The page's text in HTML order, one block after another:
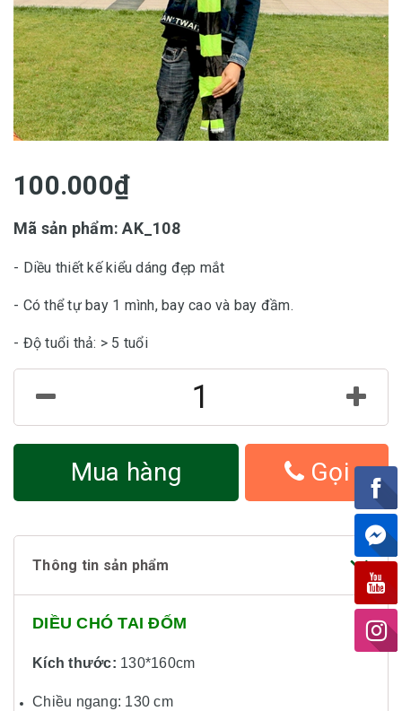
100.000₫
Mã sản phẩm: AK_108
- Diều thiết kế kiểu dáng đẹp mắt
- Có thể tự bay 1 mình, bay cao và bay đầm.
- Độ tuổi thả: > 5 tuổi
Mua hàng Gọi
Thông tin sản phẩm
DIỀU CHÓ TAI ĐỐM
Kích thước: 130*160cm
Chiều ngang: 130 cm